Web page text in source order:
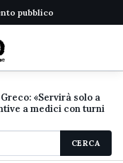
pubblico
«Servirà solo a
a medici con turni
CERCA